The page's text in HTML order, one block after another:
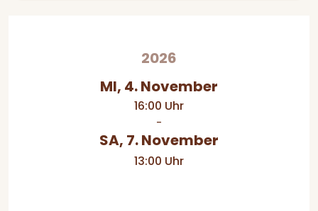
2026
MI, 4. November
16:00 Uhr
-
SA, 7. November
13:00 Uhr